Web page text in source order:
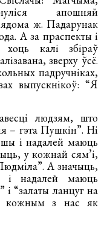
апошняй
ж. Падарунак
А за праспекты і
хоць калі збіраў
зверху ўсё.
падручніках,
выпускнікоў: “Я
людзям, што
– гэта Пушкін”. Ні
і надалей маюць
у кожнай сям’і,
А значыць,
і надалей маюць
і “залаты ланцуг на
кожным з нас як